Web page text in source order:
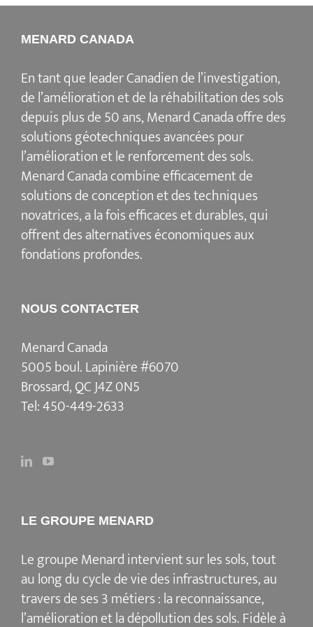
MENARD CANADA
En tant que leader Canadien de l’investigation,
de l’amélioration et de la réhabilitation des sols
depuis plus de 50 ans, Menard Canada offre des
solutions géotechniques avancées pour
l’amélioration et le renforcement des sols.
Menard Canada combine efficacement de
solutions de conception et des techniques
novatrices, a la fois efficaces et durables, qui
offrent des alternatives économiques aux
fondations profondes.
NOUS CONTACTER
Menard Canada
5005 boul. Lapinière #6070
Brossard, QC J4Z 0N5
Tel:450-449-2633
LE GROUPE MENARD
Le groupe Menard intervient sur les sols, tout
au long du cycle de vie des infrastructures, au
travers de ses 3 métiers : la reconnaissance,
l’amélioration et la dépollution des sols. Fidèle à